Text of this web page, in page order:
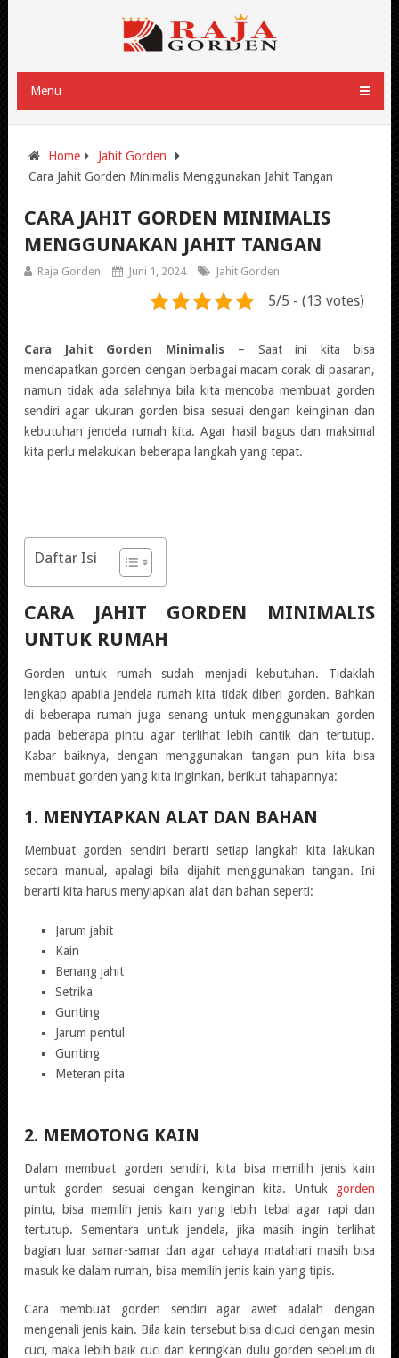
Menu
Home
Jahit Gorden
Cara Jahit Gorden Minimalis Menggunakan Jahit Tangan
CARA JAHIT GORDEN MINIMALIS
MENGGUNAKAN JAHIT TANGAN
Raja Gorden Juni 1, 2024 Jahit Gorden
5/5 - (13 votes)
Cara Jahit Gorden Minimalis – Saat ini kita bisa
mendapatkan gorden dengan berbagai macam corak di pasaran,
namun tidak ada salahnya bila kita mencoba membuat gorden
sendiri agar ukuran gorden bisa sesuai dengan keinginan dan
kebutuhan jendela rumah kita. Agar hasil bagus dan maksimal
kita perlu melakukan beberapa langkah yang tepat.
Daftar Isi
CARA JAHIT GORDEN MINIMALIS
UNTUK RUMAH
Gorden untuk rumah sudah menjadi kebutuhan. Tidaklah
lengkap apabila jendela rumah kita tidak diberi gorden. Bahkan
di beberapa rumah juga senang untuk menggunakan gorden
pada beberapa pintu agar terlihat lebih cantik dan tertutup.
Kabar baiknya, dengan menggunakan tangan pun kita bisa
membuat gorden yang kita inginkan, berikut tahapannya:
1. MENYIAPKAN ALAT DAN BAHAN
Membuat gorden sendiri berarti setiap langkah kita lakukan
secara manual, apalagi bila dijahit menggunakan tangan. Ini
berarti kita harus menyiapkan alat dan bahan seperti:
Jarum jahit
Kain
Benang jahit
Setrika
Gunting
Jarum pentul
Gunting
Meteran pita
2. MEMOTONG KAIN
Dalam membuat gorden sendiri, kita bisa memilih jenis kain
untuk gorden sesuai dengan keinginan kita. Untuk gorden
pintu, bisa memilih jenis kain yang lebih tebal agar rapi dan
tertutup. Sementara untuk jendela, jika masih ingin terlihat
bagian luar samar-samar dan agar cahaya matahari masih bisa
masuk ke dalam rumah, bisa memilih jenis kain yang tipis.
Cara membuat gorden sendiri agar awet adalah dengan
mengenali jenis kain. Bila kain tersebut bisa dicuci dengan mesin
cuci, maka lebih baik cuci dan keringkan dulu gorden sebelum di